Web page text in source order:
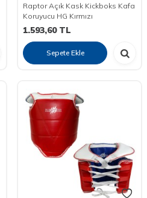
Raptor Açık Kask Kickboks Kafa
Koruyucu HG Kırmızı
1.593,60TL
Sepete Ekle